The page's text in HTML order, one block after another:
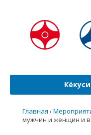
Главная ›
мужчин и женщин и